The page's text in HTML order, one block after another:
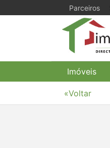
Parceiros
Imóveis
«Voltar